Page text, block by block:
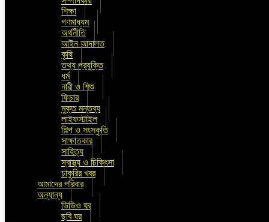
শিক্ষা
গণমাধ্যম
অর্থনীতি
আইন আদালত
কৃষি
তথ্য প্রযুক্তি
ধর্ম
নারী ও শিশু
ফিচার
মুক্ত মন্তব্য
লাইফস্টাইল
শিল্প ও সংস্কৃতি
সাক্ষাতকার
সাহিত্য
স্বাস্থ্য ও চিকিৎসা
চাকুরির খবর
আমাদের পরিবার
অন্যান্য
ভিডিও ঘর
ছবি ঘর